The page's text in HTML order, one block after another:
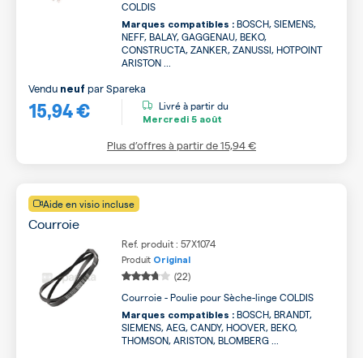
COLDIS
Marques compatibles : BOSCH, SIEMENS,
NEFF, BALAY, GAGGENAU, BEKO,
CONSTRUCTA, ZANKER, ZANUSSI, HOTPOINT
ARISTON ...
15,94 €
Vendu neuf parSpareka
Livré à partir du
Mercredi 5 août
Plus d’offres à partir de15,94 €
Aide en visio incluse
Courroie
Ref. produit : 57X1074
Produit Original
(22)
Courroie - Poulie pour Sèche-linge COLDIS
Marques compatibles : BOSCH, BRANDT,
SIEMENS, AEG, CANDY, HOOVER, BEKO,
THOMSON, ARISTON, BLOMBERG ...